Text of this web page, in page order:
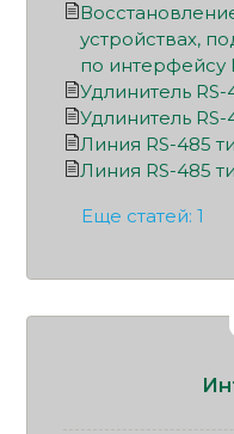
устройствах,
по интерфейсу
Удлинитель
Удлинитель
Линия RS-485
Линия RS-485
Еще статей: 1